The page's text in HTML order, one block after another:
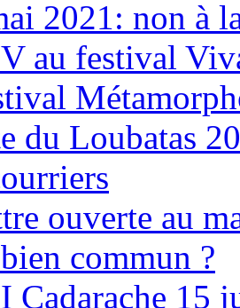
2021: non à
au festival
du Loubatas
ouverte au
commun ?
Cadarache 15